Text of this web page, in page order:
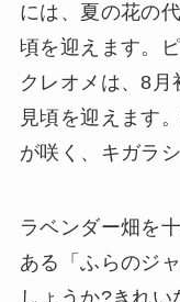
には、夏の花の
頃を迎えます。
クレオメは、8月
見頃を迎えます
が咲く、キガラ
ラベンダー畑を
ある「ふらのジ
しょうか?きれ